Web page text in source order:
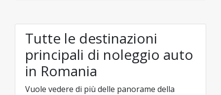
Tutte le destinazioni
principali di noleggio auto
in Romania
Vuole vedere di più delle panorame della